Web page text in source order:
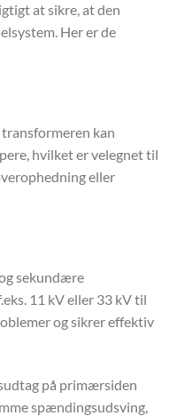
at sikre, at den
Her er de
kan
hvilket er velegnet til
eller
sekundære
11 kV eller 33 kV til
og sikrer effektiv
på primærsiden
spændingsudsving,